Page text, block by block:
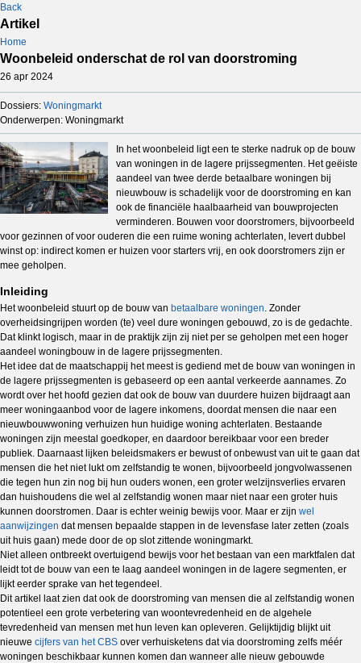
Back
Artikel
Home
Woonbeleid onderschat de rol van doorstroming
26 apr 2024
Dossiers: Woningmarkt
Onderwerpen: Woningmarkt
In het woonbeleid ligt een te sterke nadruk op de bouw
van woningen in de lagere prijssegmenten. Het geëiste
aandeel van twee derde betaalbare woningen bij
nieuwbouw is schadelijk voor de doorstroming en kan
ook de financiële haalbaarheid van bouwprojecten
verminderen. Bouwen voor doorstromers, bijvoorbeeld
voor gezinnen of voor ouderen die een ruime woning achterlaten, levert dubbel
winst op: indirect komen er huizen voor starters vrij, en ook doorstromers zijn er
mee geholpen.
Inleiding
Het woonbeleid stuurt op de bouw van betaalbare woningen. Zonder
overheidsingrijpen worden (te) veel dure woningen gebouwd, zo is de gedachte.
Dat klinkt logisch, maar in de praktijk zijn zij niet per se geholpen met een hoger
aandeel woningbouw in de lagere prijssegmenten.
Het idee dat de maatschappij het meest is gediend met de bouw van woningen in
de lagere prijssegmenten is gebaseerd op een aantal verkeerde aannames. Zo
wordt over het hoofd gezien dat ook de bouw van duurdere huizen bijdraagt aan
meer woningaanbod voor de lagere inkomens, doordat mensen die naar een
nieuwbouwwoning verhuizen hun huidige woning achterlaten. Bestaande
woningen zijn meestal goedkoper, en daardoor bereikbaar voor een breder
publiek. Daarnaast lijken beleidsmakers er bewust of onbewust van uit te gaan dat
mensen die het niet lukt om zelfstandig te wonen, bijvoorbeeld jongvolwassenen
die tegen hun zin nog bij hun ouders wonen, een groter welzijnsverlies ervaren
dan huishoudens die wel al zelfstandig wonen maar niet naar een groter huis
kunnen doorstromen. Daar is echter weinig bewijs voor. Maar er zijn wel
aanwijzingen dat mensen bepaalde stappen in de levensfase later zetten (zoals
uit huis gaan) mede door de op slot zittende woningmarkt.
Niet alleen ontbreekt overtuigend bewijs voor het bestaan van een marktfalen dat
leidt tot de bouw van een te laag aandeel woningen in de lagere segmenten, er
lijkt eerder sprake van het tegendeel.
Dit artikel laat zien dat ook de doorstroming van mensen die al zelfstandig wonen
potentieel een grote verbetering van woontevredenheid en de algehele
tevredenheid van mensen met hun leven kan opleveren. Gelijktijdig blijkt uit
nieuwe cijfers van het CBS over verhuisketens dat via doorstroming zelfs méér
woningen beschikbaar kunnen komen dan wanneer alle nieuw gebouwde